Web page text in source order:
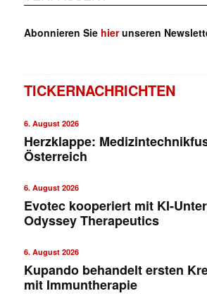
Abonnieren Sie hierunseren
TICKERNACHRICHTEN
6. August 2026
Herzklappe:
Österreich
6. August 2026
Evotec kooperiert mit KI-
Odyssey Therapeutics
6. August 2026
Kupando behandelt ersten
mit Immuntherapie